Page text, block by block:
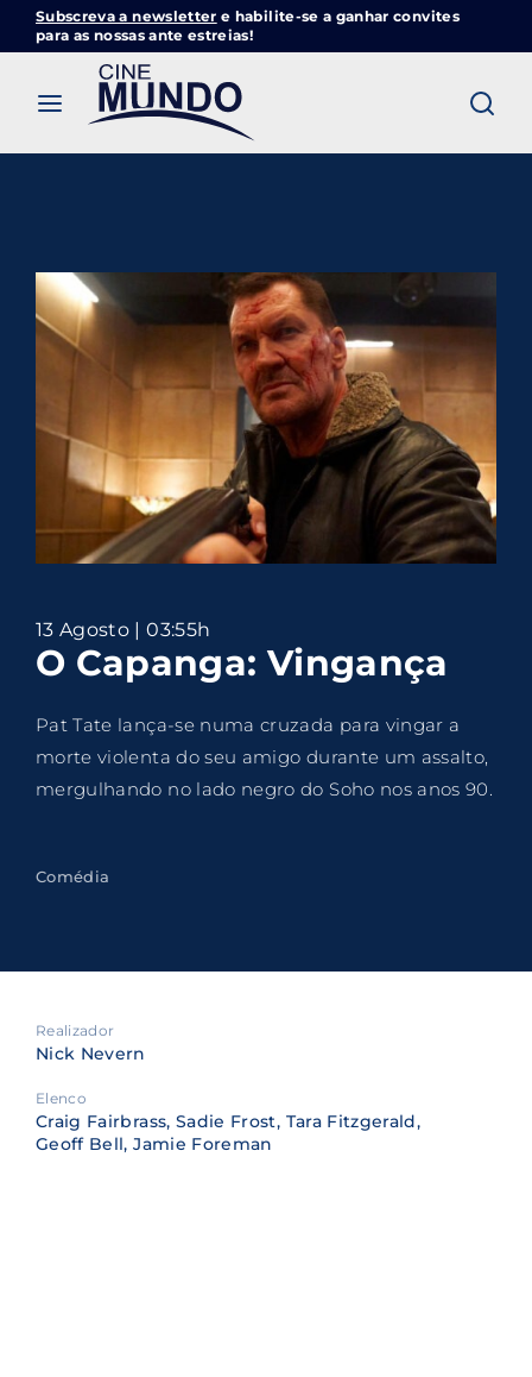
Subscreva a newsletter e habilite-se a ganhar convites
para as nossas ante estreias!
13 Agosto | 03:55h
O Capanga: Vingança
Pat Tate lança-se numa cruzada para vingar a
morte violenta do seu amigo durante um assalto,
mergulhando no lado negro do Soho nos anos 90.
Comédia
Realizador
Nick Nevern
Elenco
Craig Fairbrass, Sadie Frost, Tara Fitzgerald,
Geoff Bell, Jamie Foreman
Cinemundo – Onde O Cinema Acontece
Login
Password
SIGN IN
Remember Me
Lost Your Password?
By signing in, you agree to
conditions
privacy policy